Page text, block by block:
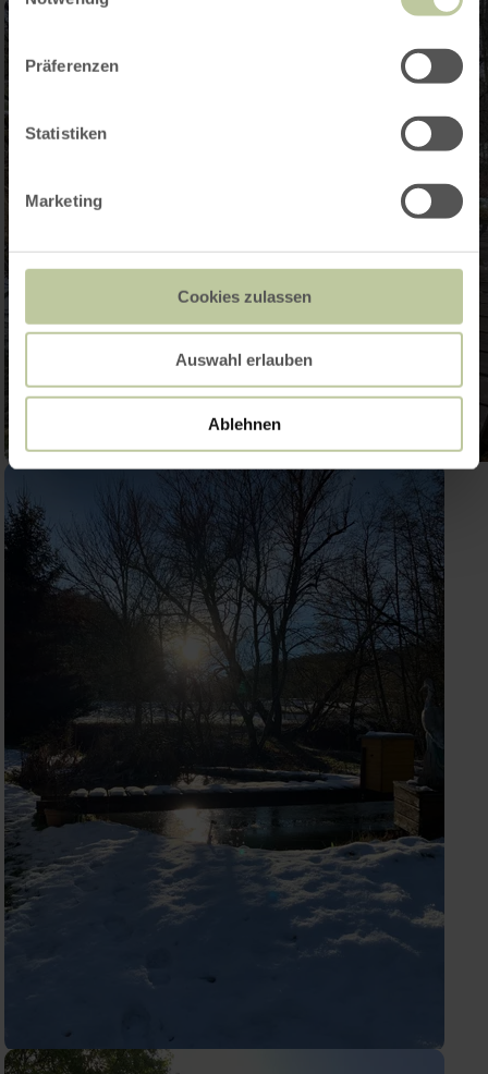
Präferenzen
Statistiken
Marketing
Cookies zulassen
Auswahl erlauben
Ablehnen